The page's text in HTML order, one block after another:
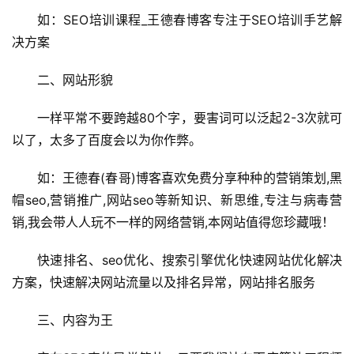
如：SEO培训课程_王德春博客专注于SEO培训手艺解
决方案
二、网站形貌
一样平常不要跨越80个字，要害词可以泛起2-3次就可
以了，太多了百度会以为你作弊。
如：王德春(春哥)博客喜欢免费分享种种的营销策划,黑
帽seo,营销推广,网站seo等新知识、新思维,专注与病毒营
销,我会带人人玩不一样的网络营销,本网站值得您珍藏哦！
快速排名、seo优化、搜索引擎优化快速网站优化解决
方案，快速解决网站流量以及排名异常，网站排名服务
三、内容为王